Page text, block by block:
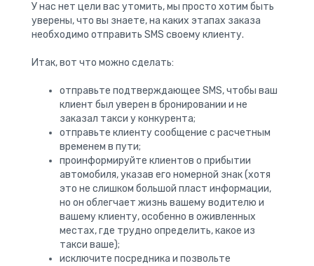
У нас нет цели вас утомить, мы просто хотим быть
уверены, что вы знаете, на каких этапах заказа
необходимо отправить SMS своему клиенту.
Итак, вот что можно сделать:
отправьте подтверждающее SMS, чтобы ваш
клиент был уверен в бронировании и не
заказал такси у конкурента;
отправьте клиенту сообщение с расчетным
временем в пути;
проинформируйте клиентов о прибытии
автомобиля, указав его номерной знак (хотя
это не слишком большой пласт информации,
но он облегчает жизнь вашему водителю и
вашему клиенту, особенно в оживленных
местах, где трудно определить, какое из
такси ваше);
исключите посредника и позвольте